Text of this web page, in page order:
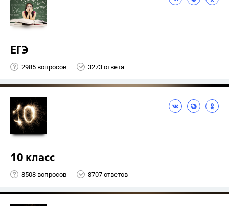
ЕГЭ
2985 вопросов 3273 ответа
10 класс
8508 вопросов 8707 ответов